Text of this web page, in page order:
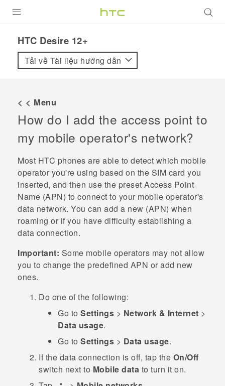
VIVE
VIVERSE
ỨNG DỤNG
HỖ TRỢ
HTC Desire 12+‎
Tải về Tài liệu hướng dẫn
< < Menu
How do I add the access point to
my mobile operator's network?
Most HTC phones are able to detect which mobile
operator you're using based on the SIM card you
inserted, and then use the preset Access Point
Name (APN) to connect to your mobile operator's
data network. You can add a new (APN) when
roaming or if you have difficulty establishing a
data connection.
Important: Some mobile operators may not allow
you to change the predefined APN or add new
ones.
Do one of the following:
Go to Settings > Network & Internet >
Data usage.
Go to Settings > Data usage.
If the data connection is off, tap the On/Off
switch next to Mobile data to turn it on.